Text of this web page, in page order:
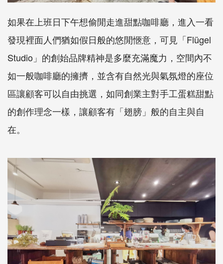
如果在上班日下午想偷閒走進甜點咖啡廳，進入一看
發現裡面人們猶如假日般的悠閒愜意，可見「Flügel
Studio」的創始品牌精神是多麼充滿魔力，空間內不
如一般咖啡廳的擁擠，並含有自然光與氣氛燈的座位
區讓顧客可以自由挑選，如同創業主對手工蛋糕甜點
的創作理念一樣，讓顧客有「翅膀」般的自主與自
在。